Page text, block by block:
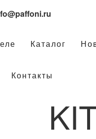
Каталог
Контакты